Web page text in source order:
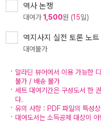
역사 논쟁
대여가1,500원 (15일)
역지사지 실전 토론 노트
대여불가
알라딘 뷰어에서 이용 가능한
불가 / 배송 불가
세트 대여기간은 구성도서 한
다.
유의 사항 : PDF 파일의 특성
대여도서는 소득공제 대상이 아